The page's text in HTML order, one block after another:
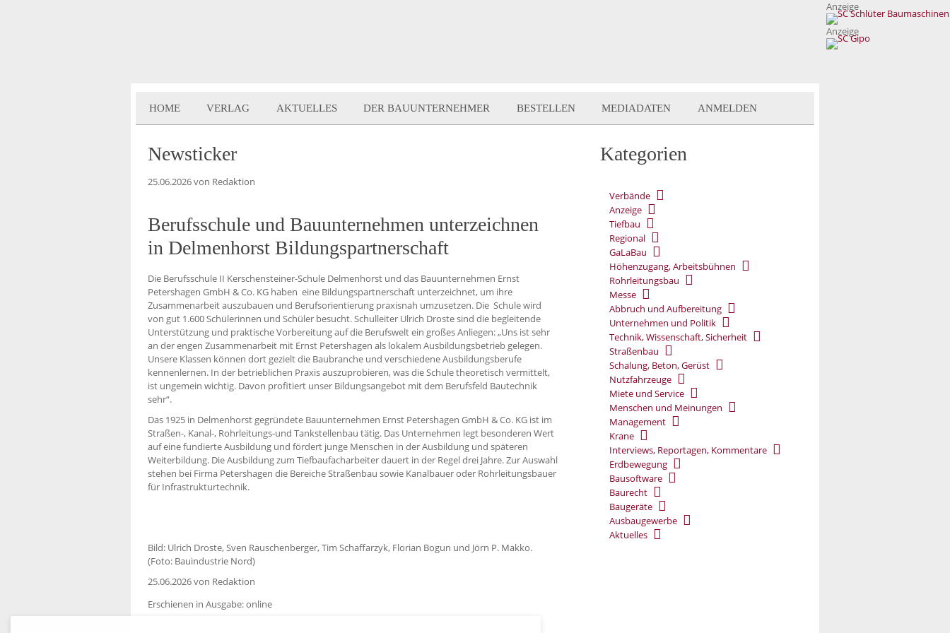
Anzeige
Anzeige
HOME VERLAG AKTUELLES DER BAUUNTERNEHMER BESTELLEN MEDIADATEN ANMELDEN
Newsticker
25.06.2026von Redaktion
Berufsschule und Bauunternehmen unterzeichnen
in Delmenhorst Bildungspartnerschaft
Die Berufsschule II Kerschensteiner-Schule Delmenhorst und das Bauunternehmen Ernst
Petershagen GmbH & Co. KG haben eine Bildungspartnerschaft unterzeichnet, um ihre
Zusammenarbeit auszubauen und Berufsorientierung praxisnah umzusetzen. Die Schule wird
von gut 1.600 Schülerinnen und Schüler besucht. Schulleiter Ulrich Droste sind die begleitende
Unterstützung und praktische Vorbereitung auf die Berufswelt ein großes Anliegen: „Uns ist sehr
an der engen Zusammenarbeit mit Ernst Petershagen als lokalem Ausbildungsbetrieb gelegen.
Unsere Klassen können dort gezielt die Baubranche und verschiedene Ausbildungsberufe
kennenlernen. In der betrieblichen Praxis auszuprobieren, was die Schule theoretisch vermittelt,
ist ungemein wichtig. Davon profitiert unser Bildungsangebot mit dem Berufsfeld Bautechnik
sehr“.
Das 1925 in Delmenhorst gegründete Bauunternehmen Ernst Petershagen GmbH & Co. KG ist im
Straßen-, Kanal-, Rohrleitungs-und Tankstellenbau tätig. Das Unternehmen legt besonderen Wert
auf eine fundierte Ausbildung und fördert junge Menschen in der Ausbildung und späteren
Weiterbildung. Die Ausbildung zum Tiefbaufacharbeiter dauert in der Regel drei Jahre. Zur Auswahl
stehen bei Firma Petershagen die Bereiche Straßenbau sowie Kanalbauer oder Rohrleitungsbauer
für Infrastrukturtechnik.
Bild: Ulrich Droste, Sven Rauschenberger, Tim Schaffarzyk, Florian Bogun und Jörn P. Makko.
(Foto: Bauindustrie Nord)
25.06.2026von Redaktion
Erschienen in Ausgabe: online
Kategorien
Verbände
Anzeige
Tiefbau
Regional
GaLaBau
Höhenzugang, Arbeitsbühnen
Rohrleitungsbau
Messe
Abbruch und Aufbereitung
Unternehmen und Politik
Technik, Wissenschaft, Sicherheit
Straßenbau
Schalung, Beton, Gerüst
Nutzfahrzeuge
Miete und Service
Menschen und Meinungen
Management
Krane
Interviews, Reportagen, Kommentare
Erdbewegung
Bausoftware
Baurecht
Baugeräte
Ausbaugewerbe
Aktuelles